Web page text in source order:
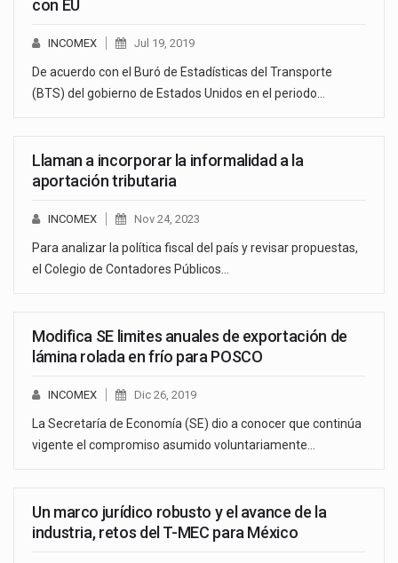
con EU
INCOMEX Jul 19, 2019
De acuerdo con el Buró de Estadísticas del Transporte
(BTS) del gobierno de Estados Unidos en el periodo…
Llaman a incorporar la informalidad a la
aportación tributaria
INCOMEX Nov 24, 2023
Para analizar la política fiscal del país y revisar propuestas,
el Colegio de Contadores Públicos…
Modifica SE limites anuales de exportación de
lámina rolada en frío para POSCO
INCOMEX Dic 26, 2019
La Secretaría de Economía (SE) dio a conocer que continúa
vigente el compromiso asumido voluntariamente…
Un marco jurídico robusto y el avance de la
industria, retos del T-MEC para México